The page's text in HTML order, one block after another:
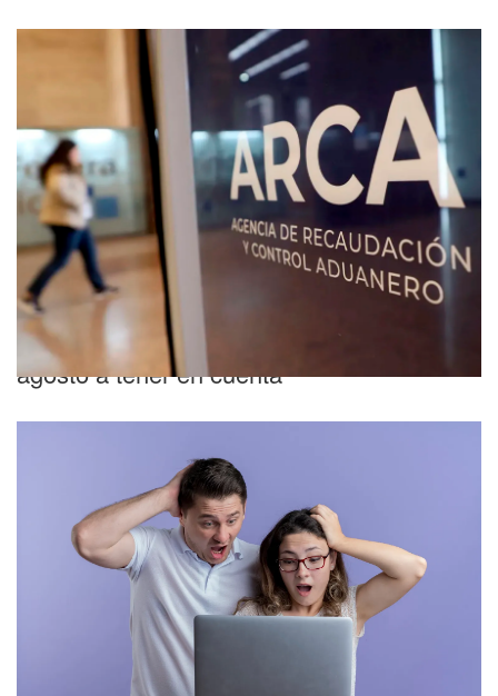
Novedades fiscales
ARCA: cuáles son las fechas clave de
agosto a tener en cuenta